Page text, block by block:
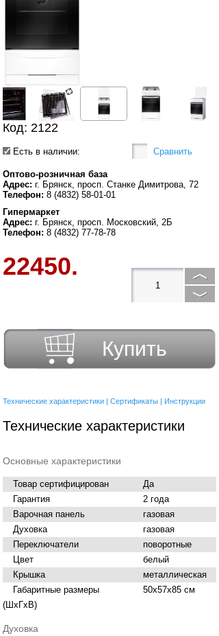
Код: 2122
Есть в наличии: Сравнить
Оптово-розничная база
Адрес: г. Брянск, просп. Станке Димитрова, 72
Телефон: 8 (4832) 58-01-01
Гипермаркет
Адрес: г. Брянск, просп. Московский, 2Б
Телефон: 8 (4832) 77-78-78
22450.
Купить
Технические характеристики | Сертификаты | Инструкции
Технические характеристики
Основные характеристики
Товар сертифицирован
Да
Гарантия
2 года
Варочная панель
газовая
Духовка
газовая
Переключатели
поворотные
Цвет
белый
Крышка
металлическая
Габаритные размеры
(ШхГхВ)
50х57х85 см
Духовка